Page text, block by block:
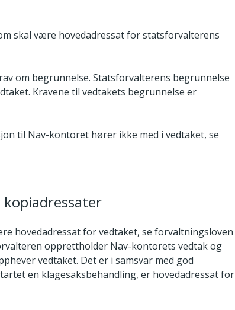
skal være hovedadressat for statsforvalterens
om begrunnelse. Statsforvalterens begrunnelse
Kravene til vedtakets begrunnelse er
til Nav­-kontoret hører ikke med i vedtaket, se
kopiadressater
hovedadressat for vedtaket, se forvaltningsloven
opprettholder Nav-kontorets vedtak og
vedtaket. Det er i samsvar med god
en klagesaksbehandling, er hovedadressat for